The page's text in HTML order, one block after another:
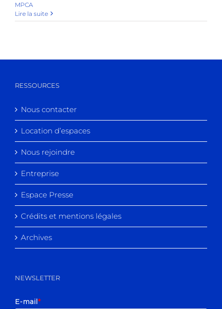
MPCA
Lire la suite
RESSOURCES
Nous contacter
Location d’espaces
Nous rejoindre
Entreprise
Espace Presse
Crédits et mentions légales
Archives
NEWSLETTER